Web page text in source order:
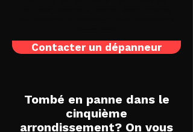
Contacter un dépanneur
Tombé en panne dans le
cinquième
arrondissement? On vous